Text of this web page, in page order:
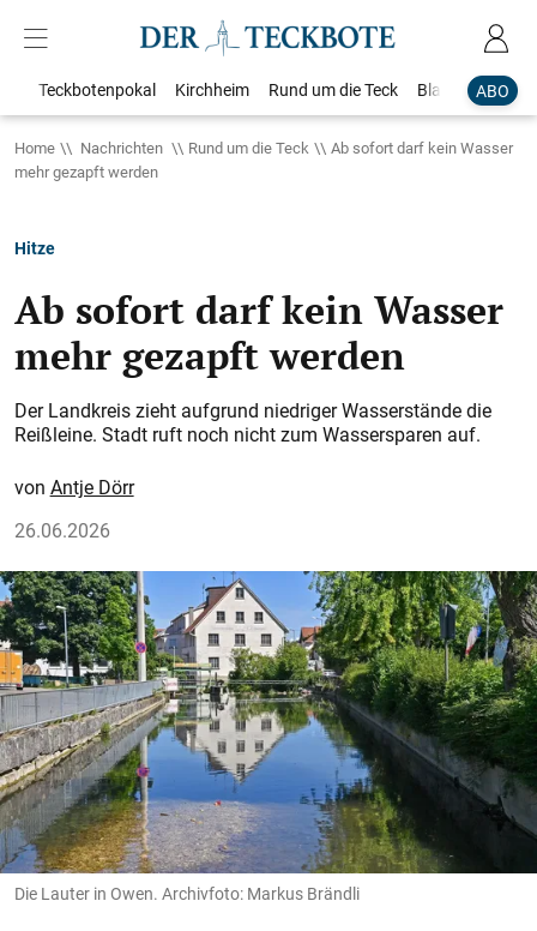
ABO
Teckbotenpokal Kirchheim Rund um die Teck Blaulicht
Home Nachrichten Rund um die Teck
Ab sofort darf kein Wasser
mehr gezapft werden
Hitze
Ab sofort darf kein Wasser
mehr gezapft werden
Der Landkreis zieht aufgrund niedriger Wasserstände die
Reißleine. Stadt ruft noch nicht zum Wassersparen auf.
Antje Dörr
26.06.2026
Die Lauter in Owen. Archivfoto: Markus Brändli